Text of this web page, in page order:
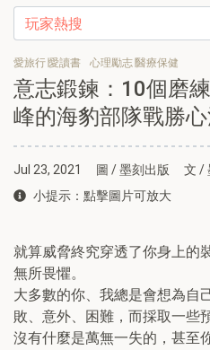
愛旅行∣愛讀書 心理勵志∣醫療保健
意志鍛鍊：10個磨
峰的海豹部隊戰勝
Jul 23, 2021 圖 / 墨刻出版
文 /
小提示：點擊圖片可放大
就算威脅終究穿透了你身上的
無所畏懼。
大多數的你、我總是會想為自
敗、意外、困難，而採取一些
沒有什麼是萬無一失的，甚至